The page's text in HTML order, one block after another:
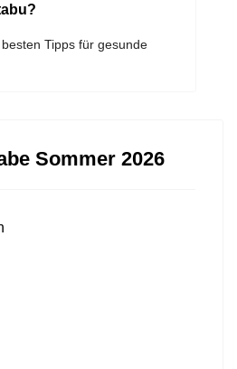
Tipps für gesunde
Sommer 2026